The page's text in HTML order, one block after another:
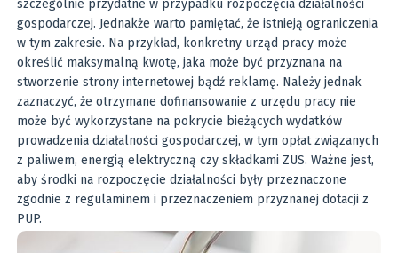
szczególnie przydatne w przypadku rozpoczęcia działalności
gospodarczej. Jednakże warto pamiętać, że istnieją ograniczenia
w tym zakresie. Na przykład, konkretny urząd pracy może
określić maksymalną kwotę, jaka może być przyznana na
stworzenie strony internetowej bądź reklamę. Należy jednak
zaznaczyć, że otrzymane dofinansowanie z urzędu pracy nie
może być wykorzystane na pokrycie bieżących wydatków
prowadzenia działalności gospodarczej, w tym opłat związanych
z paliwem, energią elektryczną czy składkami ZUS. Ważne jest,
aby środki na rozpoczęcie działalności były przeznaczone
zgodnie z regulaminem i przeznaczeniem przyznanej dotacji z
PUP.